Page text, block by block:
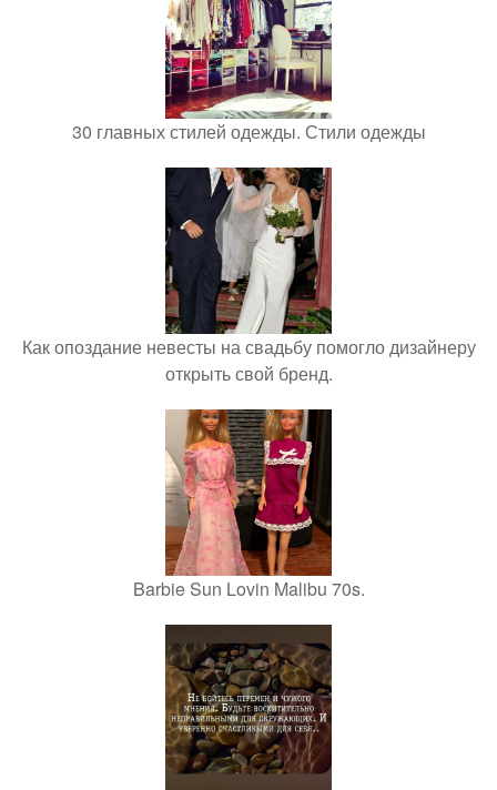
30 главных стилей одежды. Стили одежды
Как опоздание невесты на свадьбу помогло дизайнеру
открыть свой бренд.
Barbie Sun Lovin Malibu 70s.